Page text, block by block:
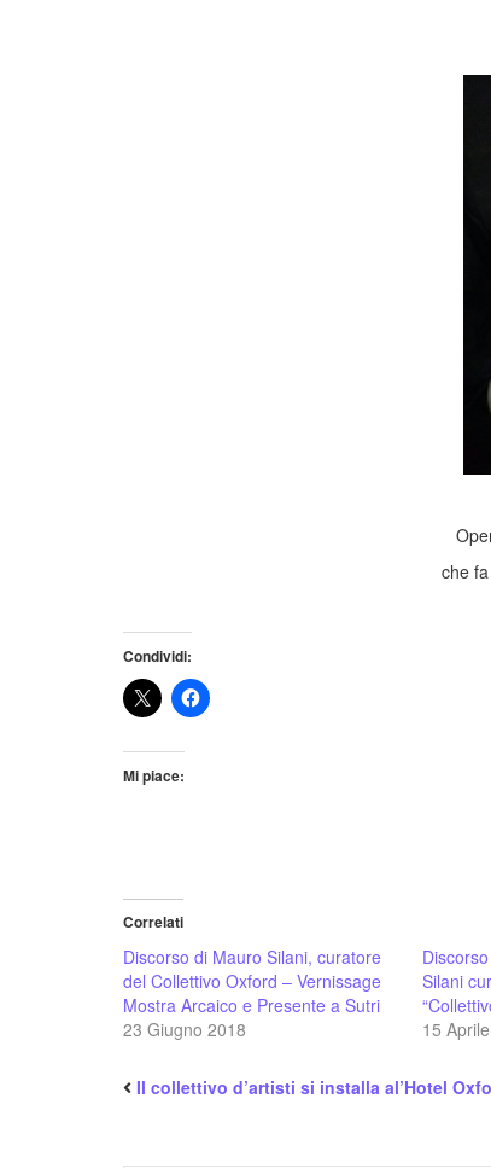
che
Condividi:
Mi piace:
Correlati
Discorso di Mauro Silani, curatore
del Collettivo Oxford – Vernissage
Mostra Arcaico e Presente a Sutri
23 Giugno 2018
Silani
15
Il collettivo d’artisti si installa al’Hotel